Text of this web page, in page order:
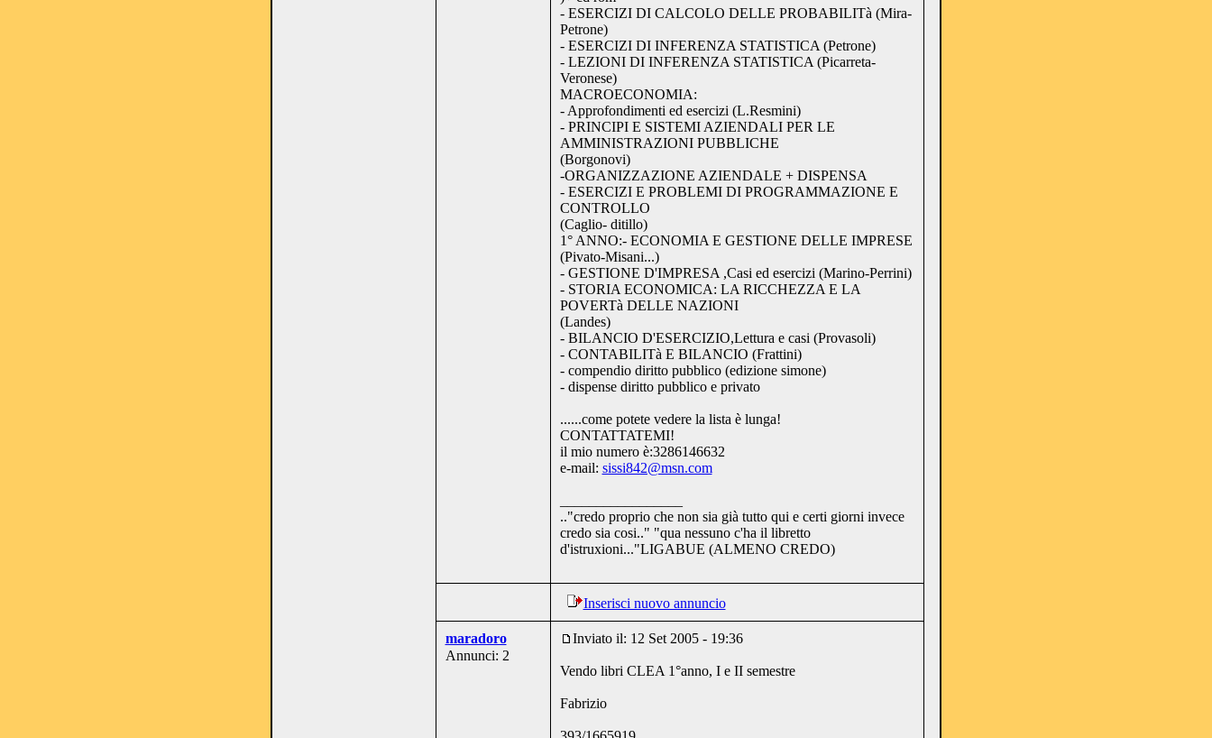
- ESERCIZI DI CALCOLO DELLE PROBABILITà (Mira-
Petrone)
- ESERCIZI DI INFERENZA STATISTICA (Petrone)
- LEZIONI DI INFERENZA STATISTICA (Picarreta-
Veronese)
MACROECONOMIA:
- Approfondimenti ed esercizi (L.Resmini)
- PRINCIPI E SISTEMI AZIENDALI PER LE
AMMINISTRAZIONI PUBBLICHE
(Borgonovi)
-ORGANIZZAZIONE AZIENDALE + DISPENSA
- ESERCIZI E PROBLEMI DI PROGRAMMAZIONE E
CONTROLLO
(Caglio- ditillo)
1° ANNO:- ECONOMIA E GESTIONE DELLE IMPRESE
(Pivato-Misani...)
- GESTIONE D'IMPRESA ,Casi ed esercizi (Marino-Perrini)
- STORIA ECONOMICA: LA RICCHEZZA E LA
POVERTà DELLE NAZIONI
(Landes)
- BILANCIO D'ESERCIZIO,Lettura e casi (Provasoli)
- CONTABILITà E BILANCIO (Frattini)
- compendio diritto pubblico (edizione simone)
- dispense diritto pubblico e privato
......come potete vedere la lista è lunga!
CONTATTATEMI!
il mio numero è:3286146632
e-mail: sissi842@msn.com
.."credo proprio che non sia già tutto qui e certi giorni invece
credo sia cosi.." "qua nessuno c'ha il libretto
d'istruxioni..."LIGABUE (ALMENO CREDO)
Inserisci nuovo annuncio
maradoro
Annunci: 2
Inviato il: 12 Set 2005 - 19:36
Vendo libri CLEA 1°anno, I e II semestre
Fabrizio